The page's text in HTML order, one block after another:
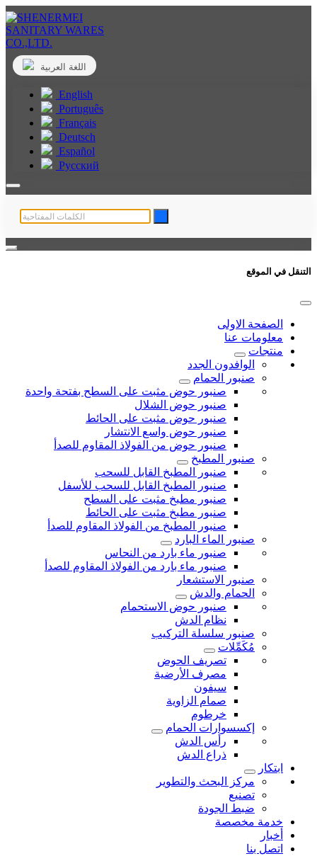
اللغة العربية
English
Português
Français
Deutsch
Español
Русский
التنقل في الموقع
الصفحة الاولى
معلومات عنا
منتجات
الوافدون الجدد
صنبور الحمام
صنبور حوض مثبت على السطح بفتحة واحدة
صنبور حوض الشلال
صنبور حوض مثبت على الحائط
صنبور حوض واسع الانتشار
صنبور حوض من الفولاذ المقاوم للصدأ
صنبور المطبخ
صنبور المطبخ القابل للسحب
صنبور المطبخ القابل للسحب للأسفل
صنبور مطبخ مثبت على السطح
صنبور مطبخ مثبت على الحائط
صنبور المطبخ من الفولاذ المقاوم للصدأ
صنبور الماء البارد
صنبور ماء بارد من النحاس
صنبور ماء بارد من الفولاذ المقاوم للصدأ
صنبور الاستشعار
الحمام والدش
صنبور حوض الاستحمام
نظام الدش
صنبور سلسلة التركيب
مُكَمِّلات
تصريف الحوض
مصرف الأرضية
سيفون
صمام الزاوية
خرطوم
إكسسوارات الحمام
رأس الدش
ذراع الدش
ابتكار
مركز البحث والتطوير
تصنيع
ضبط الجودة
خدمة مخصصة
أخبار
اتصل بنا